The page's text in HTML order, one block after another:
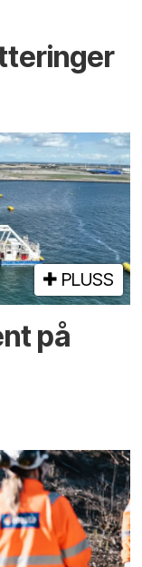
PLUSS
på